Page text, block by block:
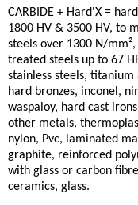
CARBIDE + Hard'X =
1800 HV & 3500 HV, to
steels over 1300 N/mm²,
treated steels up to 67
stainless steels, titanium
hard bronzes, inconel,
waspaloy, hard cast irons
other metals,
nylon, Pvc, laminated
graphite, reinforced
with glass or carbon
ceramics, glass.